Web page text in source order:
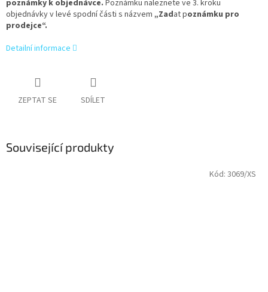
poznámky k objednávce. Poznámku naleznete ve 3. kroku
objednávky v levé spodní části s názvem „Zadat poznámku pro
prodejce“.
Detailní informace
ZEPTAT SE SDÍLET
Související produkty
Kód: 3069/XS